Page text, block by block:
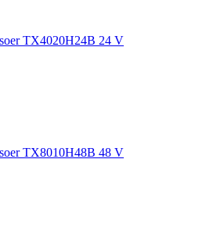
TX4020H24B 24 V
TX8010H48B 48 V